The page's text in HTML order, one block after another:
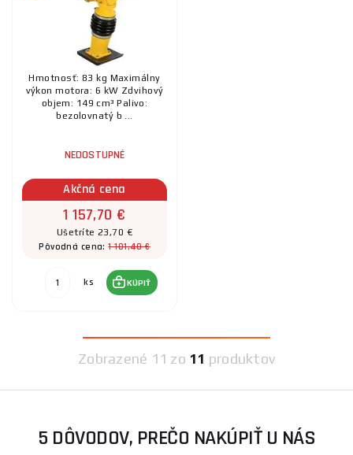
Hmotnosť: 83 kg Maximálny
výkon motora: 6 kW Zdvihový
objem: 149 cm³ Palivo:
bezolovnatý b ...
NEDOSTUPNÉ
Akčná cena
1 157,70 €
Ušetríte 23,70 €
Pôvodná cena:1 181,40 €
ks KÚPIŤ
Zobrazené 11 zo 11 produktov
5 DÔVODOV, PREČO NAKÚPIŤ U NÁS